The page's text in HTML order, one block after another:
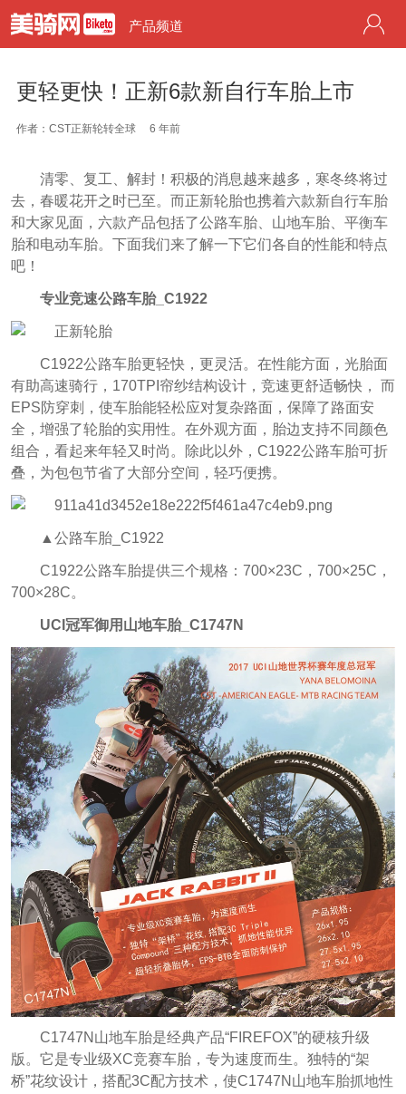
产品频道
更轻更快！正新6款新自行车胎上市
作者：CST正新轮转全球 6 年前
清零、复工、解封！积极的消息越来越多，寒冬终将过
去，春暖花开之时已至。而正新轮胎也携着六款新自行车胎
和大家见面，六款产品包括了公路车胎、山地车胎、平衡车
胎和电动车胎。下面我们来了解一下它们各自的性能和特点
吧！
专业竞速公路车胎_C1922
C1922公路车胎更轻快，更灵活。在性能方面，光胎面
有助高速骑行，170TPI帘纱结构设计，竞速更舒适畅快， 而
EPS防穿刺，使车胎能轻松应对复杂路面，保障了路面安
全，增强了轮胎的实用性。在外观方面，胎边支持不同颜色
组合，看起来年轻又时尚。除此以外，C1922公路车胎可折
叠，为包包节省了大部分空间，轻巧便携。
▲公路车胎_C1922
C1922公路车胎提供三个规格：700×23C，700×25C，
700×28C。
UCI冠军御用山地车胎_C1747N
C1747N山地车胎是经典产品“FIREFOX”的硬核升级
版。它是专业级XC竞赛车胎，专为速度而生。独特的“架
桥”花纹设计，搭配3C配方技术，使C1747N山地车胎抓地性